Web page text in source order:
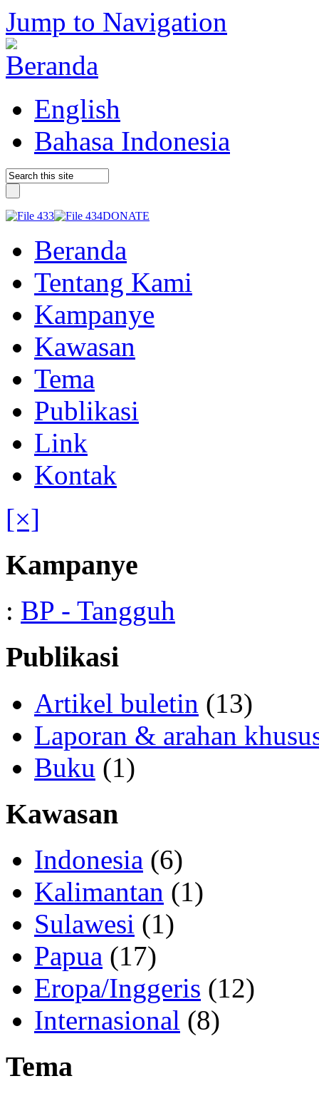
Jump to Navigation
English
Bahasa Indonesia
DONATE
Beranda
Tentang Kami
Kampanye
Kawasan
Tema
Publikasi
Link
Kontak
[×]
Kampanye
: BP - Tangguh
Publikasi
Artikel buletin (13)
Laporan & arahan
Buku (1)
Kawasan
Indonesia (6)
Kalimantan (1)
Sulawesi (1)
Papua (17)
Eropa/Inggeris (12)
Internasional (8)
Tema